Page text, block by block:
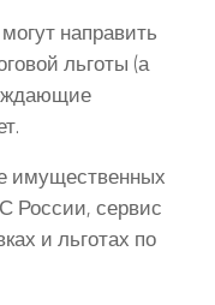
направить
льготы (а
имущественных
России, сервис
и льготах по